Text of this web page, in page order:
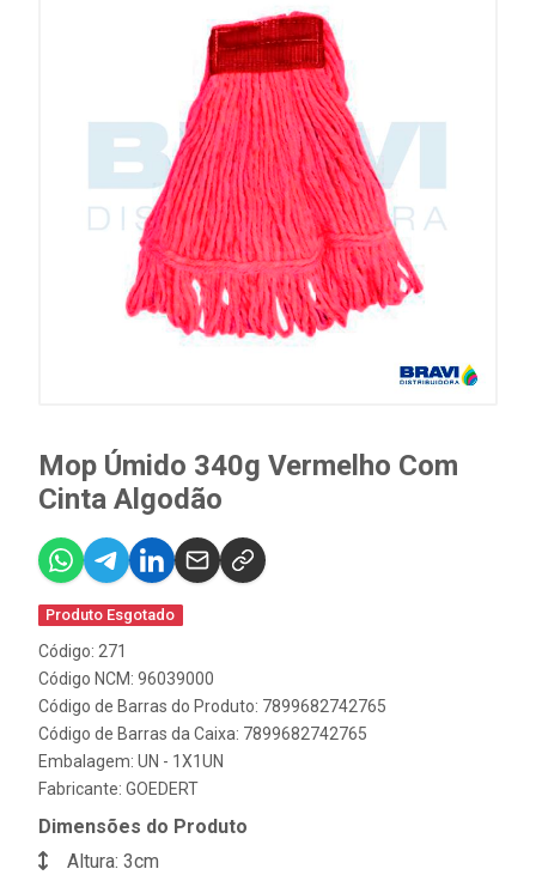
Mop Úmido 340g Vermelho Com
Cinta Algodão
Produto Esgotado
Código: 271
Código NCM: 96039000
Código de Barras do Produto: 7899682742765
Código de Barras da Caixa: 7899682742765
Embalagem: UN - 1X1UN
Fabricante: GOEDERT
Dimensões do Produto
Altura: 3cm